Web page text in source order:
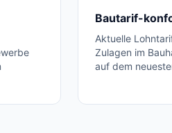
Bautarif-
Aktuelle
Zulagen im
auf dem